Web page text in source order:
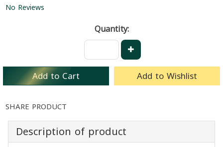
No Reviews
Quantity:
Add to Cart Add to Wishlist
SHARE PRODUCT
Description of product